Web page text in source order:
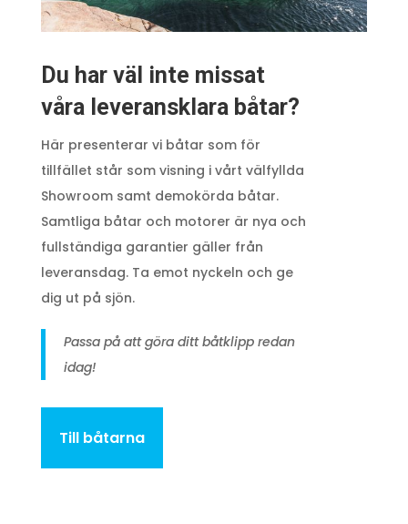
Du har väl inte missat
våra leveransklara båtar?
Här presenterar vi båtar som för
tillfället står som visning i vårt välfyllda
Showroom samt demokörda båtar.
Samtliga båtar och motorer är nya och
fullständiga garantier gäller från
leveransdag. Ta emot nyckeln och ge
dig ut på sjön.
Passa på att göra ditt båtklipp redan
idag!
Till båtarna